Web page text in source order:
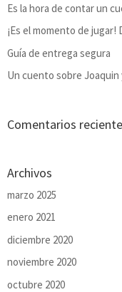
Es la hora de contar un
¡Es el momento de jugar!
Guía de entrega segura
Un cuento sobre
Comentarios
Archivos
marzo 2025
enero 2021
diciembre 2020
noviembre 2020
octubre 2020